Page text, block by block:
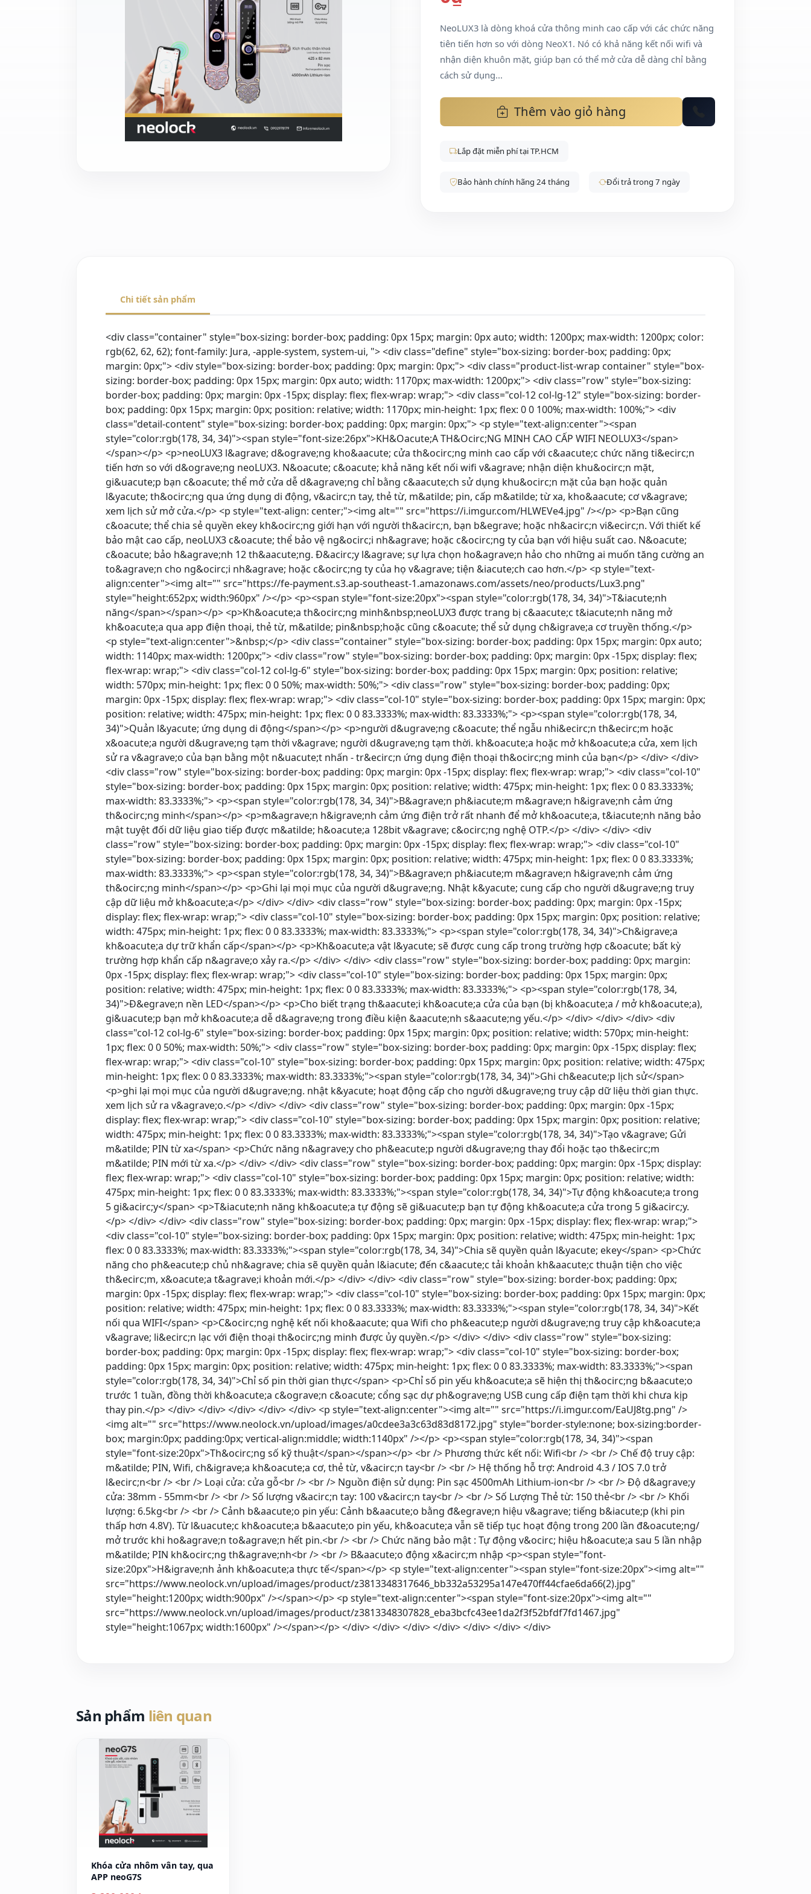
NeoLUX3 là dòng khoá cửa thông minh cao cấp với các chức năng
tiên tiến hơn so với dòng NeoX1. Nó có khả năng kết nối wifi và
nhận diện khuôn mặt, giúp bạn có thể mở cửa dễ dàng chỉ bằng
cách sử dụng...
Thêm vào giỏ hàng
Lắp đặt miễn phí tại TP.HCM
Bảo hành chính hãng 24 tháng Đổi trả trong 7 ngày
Chi tiết sản phẩm
<div class="container" style="box-sizing: border-box; padding: 0px 15px; margin: 0px auto; width: 1200px; max-width: 1200px; color: rgb(62, 62, 62); font-family: Jura, -apple-system, system-ui, "> <div class="define" style="box-sizing: border-box; padding: 0px; margin: 0px;"> <div style="box-sizing: border-box; padding: 0px; margin: 0px;"> <div class="product-list-wrap container" style="box-sizing: border-box; padding: 0px 15px; margin: 0px auto; width: 1170px; max-width: 1200px;"> <div class="row" style="box-sizing: border-box; padding: 0px; margin: 0px -15px; display: flex; flex-wrap: wrap;"> <div class="col-12 col-lg-12" style="box-sizing: border-box; padding: 0px 15px; margin: 0px; position: relative; width: 1170px; min-height: 1px; flex: 0 0 100%; max-width: 100%;"> <div class="detail-content" style="box-sizing: border-box; padding: 0px; margin: 0px;"> <p style="text-align:center"><span style="color:rgb(178, 34, 34)"><span style="font-size:26px">KH&Oacute;A TH&Ocirc;NG MINH CAO CẤP WIFI NEOLUX3</span></span></p> <p>neoLUX3 l&agrave; d&ograve;ng kho&aacute; cửa th&ocirc;ng minh cao cấp với c&aacute;c chức năng ti&ecirc;n tiến hơn so với d&ograve;ng neoLUX3. N&oacute; c&oacute; khả năng kết nối wifi v&agrave; nhận diện khu&ocirc;n mặt, gi&uacute;p bạn c&oacute; thể mở cửa dễ d&agrave;ng chỉ bằng c&aacute;ch sử dụng khu&ocirc;n mặt của bạn hoặc quản l&yacute; th&ocirc;ng qua ứng dụng di động, v&acirc;n tay, thẻ từ, m&atilde; pin, cấp m&atilde; từ xa, kho&aacute; cơ v&agrave; xem lịch sử mở cửa.</p> <p style="text-align: center;"><img alt="" src="https://i.imgur.com/HLWEVe4.jpg" /></p> <p>Bạn cũng c&oacute; thể chia sẻ quyền ekey kh&ocirc;ng giới hạn với người th&acirc;n, bạn b&egrave; hoặc nh&acirc;n vi&ecirc;n. Với thiết kế bảo mật cao cấp, neoLUX3 c&oacute; thể bảo vệ ng&ocirc;i nh&agrave; hoặc c&ocirc;ng ty của bạn với hiệu suất cao. N&oacute; c&oacute; bảo h&agrave;nh 12 th&aacute;ng. Đ&acirc;y l&agrave; sự lựa chọn ho&agrave;n hảo cho những ai muốn tăng cường an to&agrave;n cho ng&ocirc;i nh&agrave; hoặc c&ocirc;ng ty của họ v&agrave; tiện &iacute;ch cao hơn.</p> <p style="text-align:center"><img alt="" src="https://fe-payment.s3.ap-southeast-1.amazonaws.com/assets/neo/products/Lux3.png" style="height:652px; width:960px" /></p> <p><span style="font-size:20px"><span style="color:rgb(178, 34, 34)">T&iacute;nh năng</span></span></p> <p>Kh&oacute;a th&ocirc;ng minh&nbsp;neoLUX3 được trang bị c&aacute;c t&iacute;nh năng mở kh&oacute;a qua app điện thoại, thẻ từ, m&atilde; pin&nbsp;hoặc cũng c&oacute; thể sử dụng ch&igrave;a cơ truyền thống.</p> <p style="text-align:center">&nbsp;</p> <div class="container" style="box-sizing: border-box; padding: 0px 15px; margin: 0px auto; width: 1140px; max-width: 1200px;"> <div class="row" style="box-sizing: border-box; padding: 0px; margin: 0px -15px; display: flex; flex-wrap: wrap;"> <div class="col-12 col-lg-6" style="box-sizing: border-box; padding: 0px 15px; margin: 0px; position: relative; width: 570px; min-height: 1px; flex: 0 0 50%; max-width: 50%;"> <div class="row" style="box-sizing: border-box; padding: 0px; margin: 0px -15px; display: flex; flex-wrap: wrap;"> <div class="col-10" style="box-sizing: border-box; padding: 0px 15px; margin: 0px; position: relative; width: 475px; min-height: 1px; flex: 0 0 83.3333%; max-width: 83.3333%;"> <p><span style="color:rgb(178, 34, 34)">Quản l&yacute; ứng dụng di động</span></p> <p>người d&ugrave;ng c&oacute; thể ngẫu nhi&ecirc;n th&ecirc;m hoặc x&oacute;a người d&ugrave;ng tạm thời v&agrave; người d&ugrave;ng tạm thời. kh&oacute;a hoặc mở kh&oacute;a cửa, xem lịch sử ra v&agrave;o của bạn bằng một n&uacute;t nhấn - tr&ecirc;n ứng dụng điện thoại th&ocirc;ng minh của bạn</p> </div> </div> <div class="row" style="box-sizing: border-box; padding: 0px; margin: 0px -15px; display: flex; flex-wrap: wrap;"> <div class="col-10" style="box-sizing: border-box; padding: 0px 15px; margin: 0px; position: relative; width: 475px; min-height: 1px; flex: 0 0 83.3333%; max-width: 83.3333%;"> <p><span style="color:rgb(178, 34, 34)">B&agrave;n ph&iacute;m m&agrave;n h&igrave;nh cảm ứng th&ocirc;ng minh​</span></p> <p>m&agrave;n h&igrave;nh cảm ứng điện trở rất nhanh để mở kh&oacute;a, t&iacute;nh năng bảo mật tuyệt đối dữ liệu giao tiếp được m&atilde; h&oacute;a 128bit v&agrave; c&ocirc;ng nghệ OTP.</p> </div> </div> <div class="row" style="box-sizing: border-box; padding: 0px; margin: 0px -15px; display: flex; flex-wrap: wrap;"> <div class="col-10" style="box-sizing: border-box; padding: 0px 15px; margin: 0px; position: relative; width: 475px; min-height: 1px; flex: 0 0 83.3333%; max-width: 83.3333%;"> <p><span style="color:rgb(178, 34, 34)">B&agrave;n ph&iacute;m m&agrave;n h&igrave;nh cảm ứng th&ocirc;ng minh​</span></p> <p>Ghi lại mọi mục của người d&ugrave;ng. Nhật k&yacute; cung cấp cho người d&ugrave;ng truy cập dữ liệu mở kh&oacute;a</p> </div> </div> <div class="row" style="box-sizing: border-box; padding: 0px; margin: 0px -15px; display: flex; flex-wrap: wrap;"> <div class="col-10" style="box-sizing: border-box; padding: 0px 15px; margin: 0px; position: relative; width: 475px; min-height: 1px; flex: 0 0 83.3333%; max-width: 83.3333%;"> <p><span style="color:rgb(178, 34, 34)">Ch&igrave;a kh&oacute;a dự trữ khẩn cấp</span></p> <p>Kh&oacute;a vật l&yacute; sẽ được cung cấp trong trường hợp c&oacute; bất kỳ trường hợp khẩn cấp n&agrave;o xảy ra.</p> </div> </div> <div class="row" style="box-sizing: border-box; padding: 0px; margin: 0px -15px; display: flex; flex-wrap: wrap;"> <div class="col-10" style="box-sizing: border-box; padding: 0px 15px; margin: 0px; position: relative; width: 475px; min-height: 1px; flex: 0 0 83.3333%; max-width: 83.3333%;"> <p><span style="color:rgb(178, 34, 34)">Đ&egrave;n nền LED</span></p> <p>Cho biết trạng th&aacute;i kh&oacute;a cửa của bạn (bị kh&oacute;a / mở kh&oacute;a), gi&uacute;p bạn mở kh&oacute;a dễ d&agrave;ng trong điều kiện &aacute;nh s&aacute;ng yếu.</p> </div> </div> </div> <div class="col-12 col-lg-6" style="box-sizing: border-box; padding: 0px 15px; margin: 0px; position: relative; width: 570px; min-height: 1px; flex: 0 0 50%; max-width: 50%;"> <div class="row" style="box-sizing: border-box; padding: 0px; margin: 0px -15px; display: flex; flex-wrap: wrap;"> <div class="col-10" style="box-sizing: border-box; padding: 0px 15px; margin: 0px; position: relative; width: 475px; min-height: 1px; flex: 0 0 83.3333%; max-width: 83.3333%;"><span style="color:rgb(178, 34, 34)">Ghi ch&eacute;p lịch sử</span> <p>ghi lại mọi mục của người d&ugrave;ng. nhật k&yacute; hoạt động cấp cho người d&ugrave;ng truy cập dữ liệu thời gian thực. xem lịch sử ra v&agrave;o.</p> </div> </div> <div class="row" style="box-sizing: border-box; padding: 0px; margin: 0px -15px; display: flex; flex-wrap: wrap;"> <div class="col-10" style="box-sizing: border-box; padding: 0px 15px; margin: 0px; position: relative; width: 475px; min-height: 1px; flex: 0 0 83.3333%; max-width: 83.3333%;"><span style="color:rgb(178, 34, 34)">Tạo v&agrave; Gửi m&atilde; PIN từ xa</span> <p>Chức năng n&agrave;y cho ph&eacute;p người d&ugrave;ng thay đổi hoặc tạo th&ecirc;m m&atilde; PIN mới từ xa.</p> </div> </div> <div class="row" style="box-sizing: border-box; padding: 0px; margin: 0px -15px; display: flex; flex-wrap: wrap;"> <div class="col-10" style="box-sizing: border-box; padding: 0px 15px; margin: 0px; position: relative; width: 475px; min-height: 1px; flex: 0 0 83.3333%; max-width: 83.3333%;"><span style="color:rgb(178, 34, 34)">Tự động kh&oacute;a trong 5 gi&acirc;y</span> <p>T&iacute;nh năng kh&oacute;a tự động sẽ gi&uacute;p bạn tự động kh&oacute;a cửa trong 5 gi&acirc;y.</p> </div> </div> <div class="row" style="box-sizing: border-box; padding: 0px; margin: 0px -15px; display: flex; flex-wrap: wrap;"> <div class="col-10" style="box-sizing: border-box; padding: 0px 15px; margin: 0px; position: relative; width: 475px; min-height: 1px; flex: 0 0 83.3333%; max-width: 83.3333%;"><span style="color:rgb(178, 34, 34)">Chia sẽ quyền quản l&yacute; ekey</span> <p>Chức năng cho ph&eacute;p chủ nh&agrave; chia sẽ quyền quản l&iacute; đến c&aacute;c tải khoản kh&aacute;c thuận tiện cho việc th&ecirc;m, x&oacute;a t&agrave;i khoản mới.</p> </div> </div> <div class="row" style="box-sizing: border-box; padding: 0px; margin: 0px -15px; display: flex; flex-wrap: wrap;"> <div class="col-10" style="box-sizing: border-box; padding: 0px 15px; margin: 0px; position: relative; width: 475px; min-height: 1px; flex: 0 0 83.3333%; max-width: 83.3333%;"><span style="color:rgb(178, 34, 34)">Kết nối qua WIFI</span> <p>C&ocirc;ng nghệ kết nối kho&aacute; qua Wifi cho ph&eacute;p người d&ugrave;ng truy cập kh&oacute;a v&agrave; li&ecirc;n lạc với điện thoại th&ocirc;ng minh được ủy quyền.</p> </div> </div> <div class="row" style="box-sizing: border-box; padding: 0px; margin: 0px -15px; display: flex; flex-wrap: wrap;"> <div class="col-10" style="box-sizing: border-box; padding: 0px 15px; margin: 0px; position: relative; width: 475px; min-height: 1px; flex: 0 0 83.3333%; max-width: 83.3333%;"><span style="color:rgb(178, 34, 34)">Chỉ số pin thời gian thực</span> <p>Chỉ số pin yếu kh&oacute;a sẽ hiện thị th&ocirc;ng b&aacute;o trước 1 tuần, đồng thời kh&oacute;a c&ograve;n c&oacute; cổng sạc dự ph&ograve;ng USB cung cấp điện tạm thời khi chưa kịp thay pin.</p> </div> </div> </div> </div> </div> <p style="text-align:center"><img alt="" src="https://i.imgur.com/EaUJ8tg.png" /><img alt="" src="https://www.neolock.vn/upload/images/a0cdee3a3c63d83d8172.jpg" style="border-style:none; box-sizing:border-box; margin:0px; padding:0px; vertical-align:middle; width:1140px" /></p> <p><span style="color:rgb(178, 34, 34)"><span style="font-size:20px">Th&ocirc;ng số kỹ thuật</span></span></p> <br /> Phương thức kết nối: Wifi<br /> <br /> Chế độ truy cập: m&atilde; PIN, Wifi, ch&igrave;a kh&oacute;a cơ, thẻ từ, v&acirc;n tay<br /> <br /> Hệ thống hỗ trợ: Andr
Sản phẩm liên quan
Khóa cửa nhôm vân tay, qua
APP neoG7S